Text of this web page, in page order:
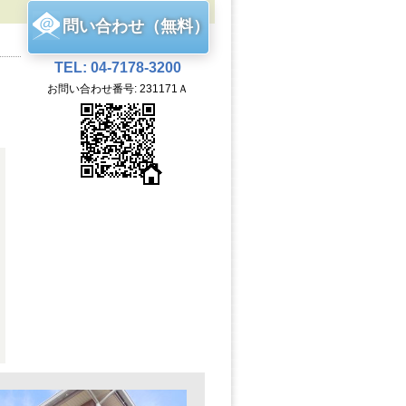
問い合わせ（無料）
TEL: 04-7178-3200
お問い合わせ番号: 231171Ａ